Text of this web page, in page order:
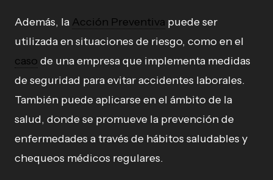
Además, la Acción Preventiva puede ser
utilizada en situaciones de riesgo, como en el
caso de una empresa que implementa medidas
de seguridad para evitar accidentes laborales.
También puede aplicarse en el ámbito de la
salud, donde se promueve la prevención de
enfermedades a través de hábitos saludables y
chequeos médicos regulares.